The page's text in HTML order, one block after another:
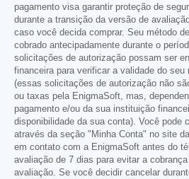
pagamento visa garantir proteção de
durante a transição da versão de
caso você decida comprar. Seu método
cobrado antecipadamente durante o
solicitações de autorização possam ser
financeira para verificar a validade do seu
(essas solicitações de autorização não
ou taxas pela EnigmaSoft, mas,
pagamento e/ou da sua instituição
disponibilidade da sua conta). Você pode
através da seção "Minha Conta" no site
em contato com a EnigmaSoft antes do
avaliação de 7 dias para evitar a
avaliação. Se você decidir cancelar